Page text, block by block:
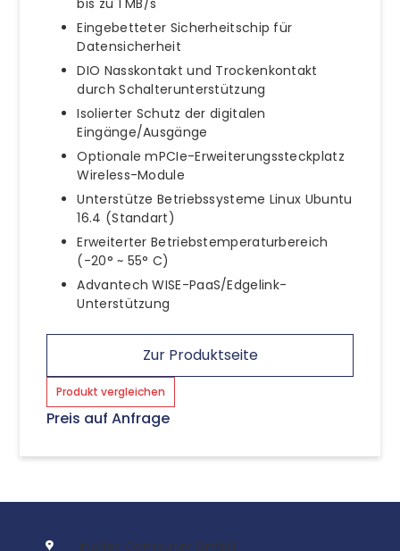
Eingebetteter Sicherheitschip für
Datensicherheit
DIO Nasskontakt und Trockenkontakt
durch Schalterunterstützung
Isolierter Schutz der digitalen
Eingänge/Ausgänge
Optionale mPCIe-Erweiterungssteckplatz
Wireless-Module
Unterstütze Betriebssysteme Linux Ubuntu
16.4 (Standart)
Erweiterter Betriebstemperaturbereich
(-20° ~ 55° C)
Advantech WISE-PaaS/Edgelink-
Unterstützung
Zur Produktseite
Produkt vergleichen
Preis auf Anfrage
InoNet Computer GmbH